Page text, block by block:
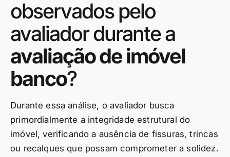
observados pelo
avaliador durante a
avaliação de imóvel
banco?
Durante essa análise, o avaliador busca
primordialmente a integridade estrutural do
imóvel, verificando a ausência de fissuras, trincas
ou recalques que possam comprometer a solidez.